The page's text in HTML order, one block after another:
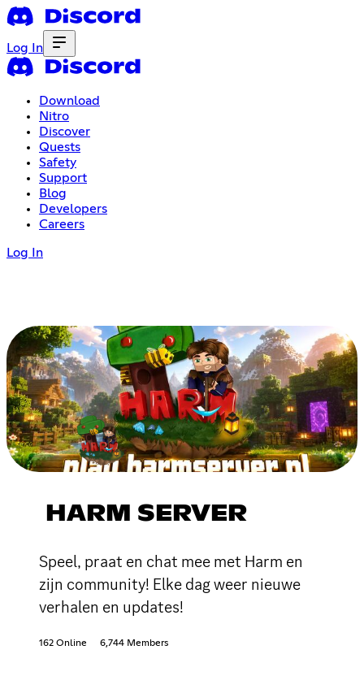
Log In
Download
Nitro
Discover
Quests
Safety
Support
Blog
Developers
Careers
Log In
HARM SERVER
Speel, praat en chat mee met Harm en
zijn community! Elke dag weer nieuwe
verhalen en updates!
162 Online 6,744 Members